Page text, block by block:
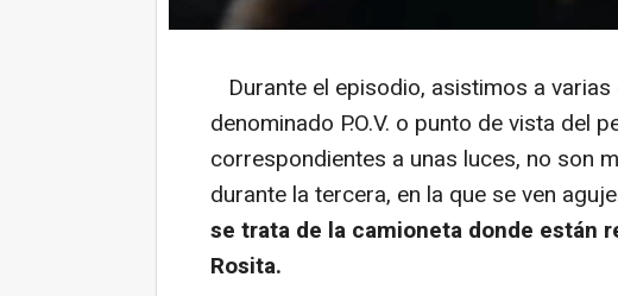
Durante el episodio, asistimos a
denominado P.O.V. o punto de vista del
correspondientes a unas luces, no son
durante la tercera, en la que se ven
se trata de la camioneta donde están
Rosita.